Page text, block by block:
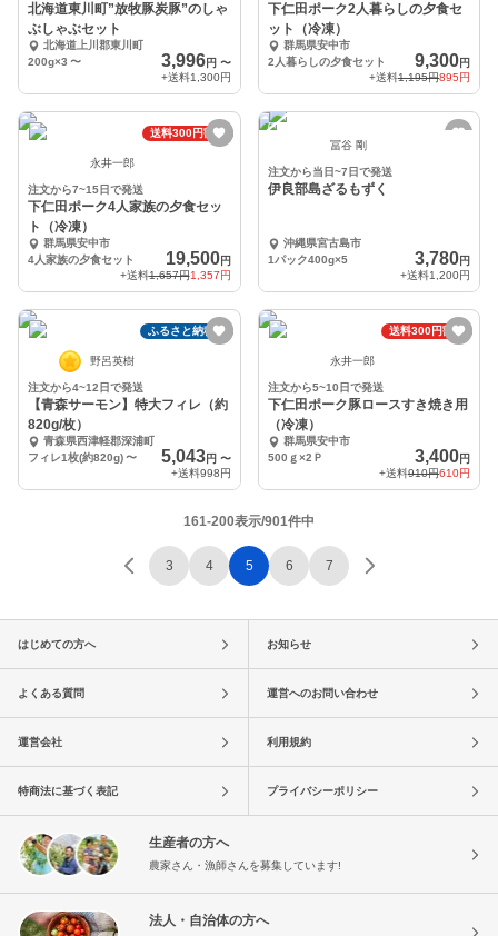
北海道東川町”放牧豚炭豚”のしゃ
ぶしゃぶセット
北海道上川郡東川町
200g×3 〜 3,996円 〜
+送料1,300円
下仁田ポーク2人暮らしの夕食セ
ット（冷凍）
群馬県安中市
2人暮らしの夕食セット
9,300円
+送料1,195円895円
送料300円割引
永井一郎
注文から7~15日で発送
下仁田ポーク4人家族の夕食セッ
ト（冷凍）
群馬県安中市
4人家族の夕食セット
19,500円
+送料1,657円1,357円
冨谷 剛
注文から当日~7日で発送
伊良部島ざるもずく
沖縄県宮古島市
1パック400g×5
3,780円
+送料1,200円
ふるさと納税可
野呂英樹
注文から4~12日で発送
【青森サーモン】特大フィレ（約
820g/枚）
青森県西津軽郡深浦町
フィレ1枚(約820g)〜 5,043円 〜
+送料998円
送料300円割引
永井一郎
注文から5~10日で発送
下仁田ポーク豚ロースすき焼き用
（冷凍）
群馬県安中市
500ｇ×2Ｐ
3,400円
+送料910円610円
161-200表示/901件中
3 4 5 6 7
はじめての方へ お知らせ
よくある質問 運営へのお問い合わせ
運営会社 利用規約
特商法に基づく表記 プライバシーポリシー
生産者の方へ
農家さん・漁師さんを募集しています!
法人・自治体の方へ